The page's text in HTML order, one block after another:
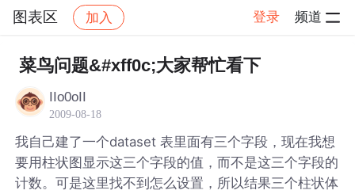
图表区 加入 登录 频道
社区 图表区 帖子详情
菜鸟问题&#xff0c;大家帮忙看下
IIo0oII
2009-08-18
我自己建了一个dataset 表里面有三个字段，现在我想
要用柱状图显示这三个字段的值，而不是这三个字段的
计数。可是这里找不到怎么设置，所以结果三个柱状体